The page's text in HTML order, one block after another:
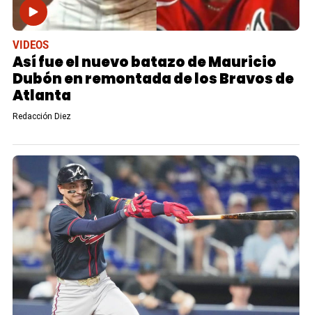
VIDEOS
Así fue el nuevo batazo de Mauricio
Dubón en remontada de los Bravos de
Atlanta
Redacción Diez